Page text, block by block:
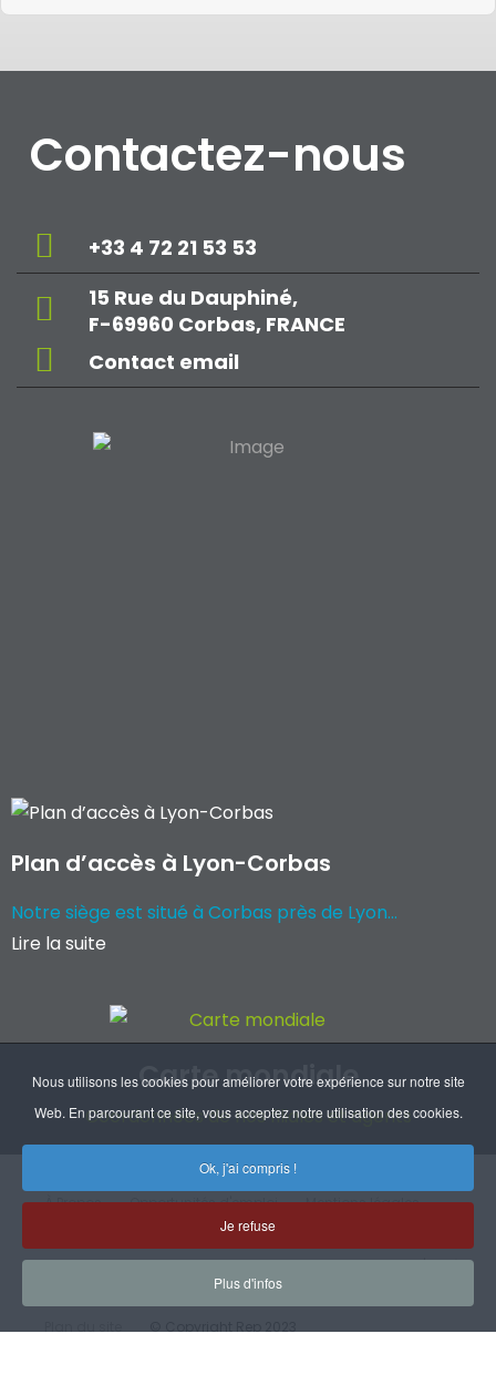
Nous utilisons les cookies pour améliorer votre expérience sur notre site
Web. En parcourant ce site, vous acceptez notre utilisation des cookies.
Ok, j'ai compris !
Je refuse
Plus d'infos
Contactez-nous
+33 4 72 21 53 53
15 Rue du Dauphiné,
F-69960 Corbas, FRANCE
Contact email
Plan d’accès à Lyon-Corbas
Notre siège est situé à Corbas près de Lyon...
Lire la suite
Carte mondiale
Coordonnées de nos filiales et agents
À Propos Opportunités d'emploi Mentions légales
RGPD Handicap CGV Certifications Plan d'accès